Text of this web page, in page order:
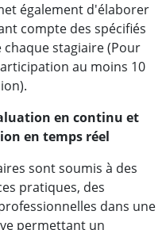
également d'élaborer
compte des spécifiés
stagiaire (Pour
au moins 10
en continu et
en temps réel
sont soumis à des
pratiques, des
dans une
permettant un